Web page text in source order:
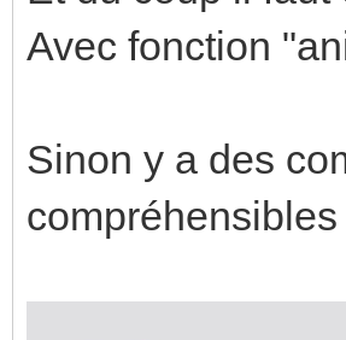
Avec fonction
Sinon y a des